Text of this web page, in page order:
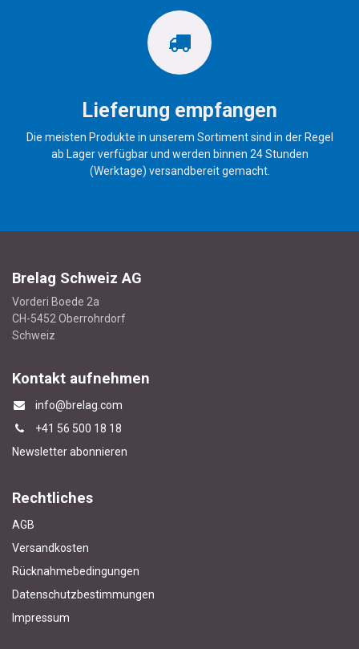
Lieferung empfangen
Die meisten Produkte in unserem Sortiment sind in der Regel
ab Lager verfügbar und werden binnen 24 Stunden
(Werktage) versandbereit gemacht.
Brelag Schweiz AG
Vorderi Boede 2a
CH-5452 Oberrohrdorf
Schweiz
Kontakt aufnehmen
info@brelag.com
+41 56 500 18 18
Newsletter abonnieren
Rechtliches
AGB
Versandkosten
Rücknahmebedingungen
Datenschutzbestimmungen
Impressum